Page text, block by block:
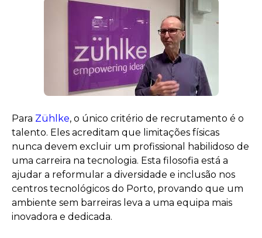
Para Zühlke, o único critério de recrutamento é o
talento. Eles acreditam que limitações físicas
nunca devem excluir um profissional habilidoso de
uma carreira na tecnologia. Esta filosofia está a
ajudar a reformular a diversidade e inclusão nos
centros tecnológicos do Porto, provando que um
ambiente sem barreiras leva a uma equipa mais
inovadora e dedicada.